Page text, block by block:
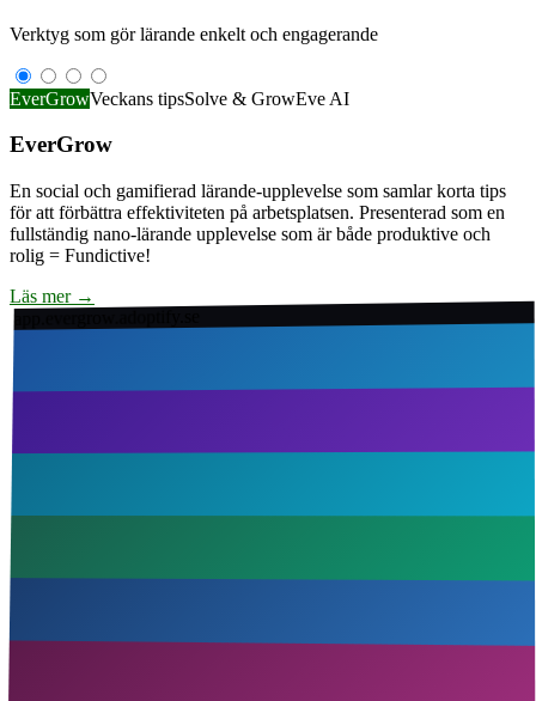
Verktyg som gör lärande enkelt och engagerande
EverGrowVeckans tipsSolve & GrowEve AI
EverGrow
En social och gamifierad lärande-upplevelse som samlar korta tips
för att förbättra effektiviteten på arbetsplatsen. Presenterad som en
fullständig nano-lärande upplevelse som är både produktive och
rolig = Fundictive!
Läs mer→
app.evergrow.adoptify.se